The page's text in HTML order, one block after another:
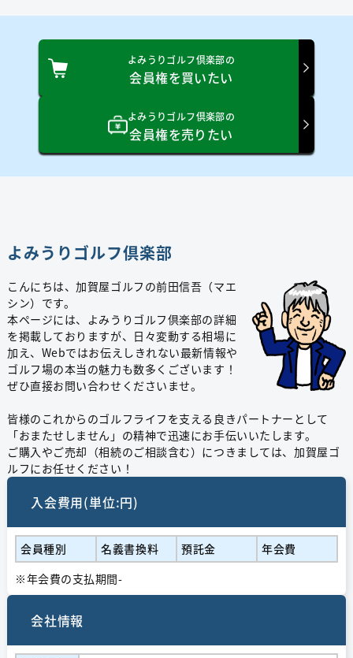
よみうりゴルフ倶楽部の
会員権を買いたい
よみうりゴルフ倶楽部の
会員権を売りたい
よみうりゴルフ倶楽部
こんにちは、加賀屋ゴルフの前田信吾（マエ
シン）です。
本ページには、よみうりゴルフ倶楽部の詳細
を掲載しておりますが、日々変動する相場に
加え、Webではお伝えしきれない最新情報や
ゴルフ場の本当の魅力も数多くございます！
ぜひ直接お問い合わせくださいませ。
皆様のこれからのゴルフライフを支える良きパートナーとして
「おまたせしません」の精神で迅速にお手伝いいたします。
ご購入やご売却（相続のご相談含む）につきましては、加賀屋ゴ
ルフにお任せください！
入会費用(単位:円)
会員種別 名義書換料 預託金
年会費
※年会費の支払期間-
会社情報